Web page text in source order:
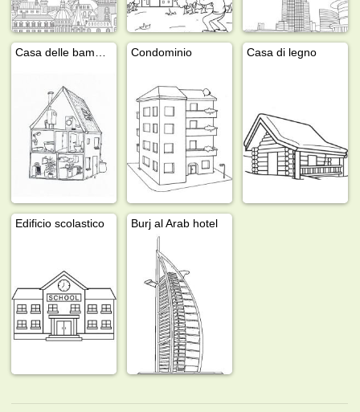
Condominio Casa di legno
Edificio scolastico Burj al Arab hotel